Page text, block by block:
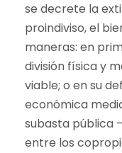
se decrete la
proindiviso, el
maneras: en
división física y
viable; o en su
económica
subasta pública
entre los